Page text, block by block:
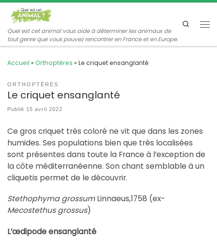
Passer au contenu
Quel est cet animal vous aide à déterminer les animaux de
tout genre que vous pouvez rencontrer en France et en Europe.
Search
Accueil » Orthoptères » Le criquet ensanglanté
ORTHOPTÈRES
Le criquet ensanglanté
Publié 15 avril 2022
Ce gros criquet très coloré ne vit que dans les zones
humides. Ses populations bien que très localisées
sont présentes dans toute la France à l’exception de
la côte méditerranéenne. Son chant semblable à un
cliquetis permet de le découvrir.
Stethophyma grossumLinnaeus,1758 (ex-
Mecostethus grossus)
L’œdipode ensanglanté